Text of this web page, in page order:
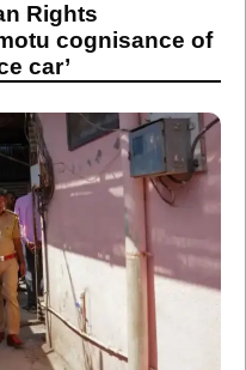
Rights
cognisance of
car’